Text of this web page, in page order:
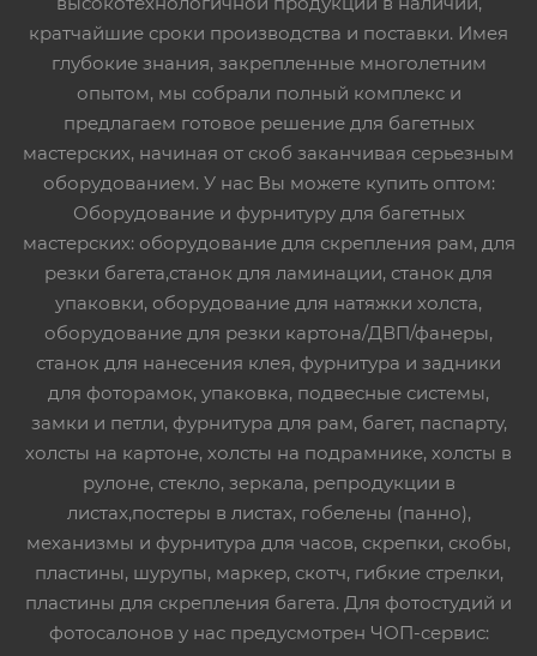
кратчайшие сроки производства и поставки. Имея
глубокие знания, закрепленные многолетним
опытом, мы собрали полный комплекс и
предлагаем готовое решение для багетных
мастерских, начиная от скоб заканчивая серьезным
оборудованием. У нас Вы можете купить оптом:
Оборудование и фурнитуру для багетных
мастерских: оборудование для скрепления рам, для
резки багета,станок для ламинации, станок для
упаковки, оборудование для натяжки холста,
оборудование для резки картона/ДВП/фанеры,
станок для нанесения клея, фурнитура и задники
для фоторамок, упаковка, подвесные системы,
замки и петли, фурнитура для рам, багет, паспарту,
холсты на картоне, холсты на подрамнике, холсты в
рулоне, стекло, зеркала, репродукции в
листах,постеры в листах, гобелены (панно),
механизмы и фурнитура для часов, скрепки, скобы,
пластины, шурупы, маркер, скотч, гибкие стрелки,
пластины для скрепления багета. Для фотостудий и
фотосалонов у нас предусмотрен ЧОП-сервис: